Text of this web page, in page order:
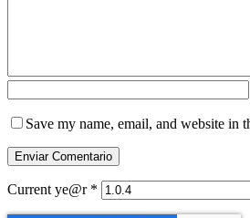
Save my name, email, and website in
Current ye@r *